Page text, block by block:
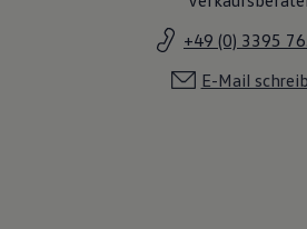
+49 (0) 3395
E-Mail